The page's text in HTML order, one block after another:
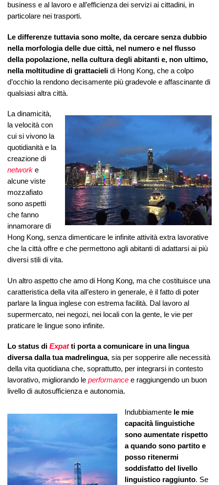
business e al lavoro e all’efficienza dei servizi ai cittadini, in
particolare nei trasporti.
Le differenze tuttavia sono molte, da cercare senza dubbio
nella morfologia delle due città, nel numero e nel flusso
della popolazione, nella cultura degli abitanti e, non ultimo,
nella moltitudine di grattacieli di Hong Kong, che a colpo
d’occhio la rendono decisamente più gradevole e affascinante di
qualsiasi altra città.
La dinamicità,
la velocità con
cui si vivono la
quotidianità e la
creazione di
network e
alcune viste
mozzafiato
sono aspetti
che fanno
innamorare di
Hong Kong, senza dimenticare le infinite attività extra lavorative
che la città offre e che permettono agli abitanti di adattarsi ai più
diversi stili di vita.
Un altro aspetto che amo di Hong Kong, ma che costituisce una
caratteristica della vita all’estero in generale, è il fatto di poter
parlare la lingua inglese con estrema facilità. Dal lavoro al
supermercato, nei negozi, nei locali con la gente, le vie per
praticare le lingue sono infinite.
Lo status di Expatti porta a comunicare in una lingua
diversa dalla tua madrelingua, sia per sopperire alle necessità
della vita quotidiana che, soprattutto, per integrarsi in contesto
lavorativo, migliorando le performance e raggiungendo un buon
livello di autosufficienza e autonomia.
Indubbiamente le mie
capacità linguistiche
sono aumentate rispetto
a quando sono partito e
posso ritenermi
soddisfatto del livello
linguistico raggiunto. Se